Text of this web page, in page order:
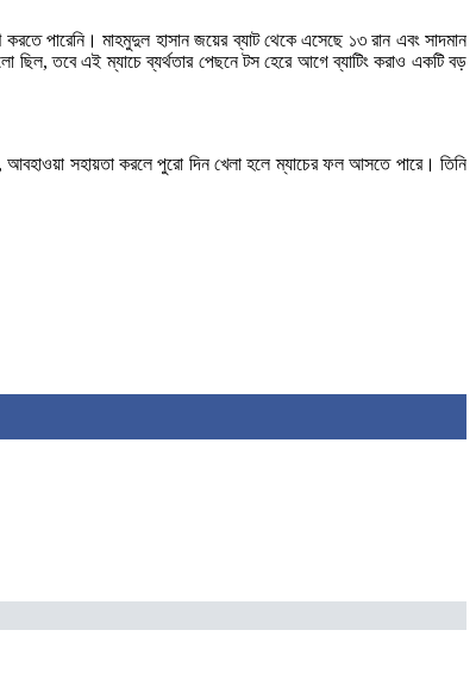
পারেনি। মাহমুদুল হাসান জয়ের ব্যাট থেকে এসেছে ১৩ রান এবং সাদমান
ছিল, তবে এই ম্যাচে ব্যর্থতার পেছনে টস হেরে আগে ব্যাটিং করাও একটি বড়
সহায়তা করলে পুরো দিন খেলা হলে ম্যাচের ফল আসতে পারে। তিনি